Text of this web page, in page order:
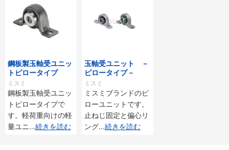
鋼板製玉軸受ユニッ
トピロータイプ
ミスミ
鋼板製玉軸受ユニッ
トピロータイプで
す。軽荷重向けの軽
量ユニ...続きを読む
玉軸受ユニット －
ピロータイプ－
ミスミ
ミスミブランドのピ
ローユニットです。
止ねじ固定と偏心リ
ング...続きを読む